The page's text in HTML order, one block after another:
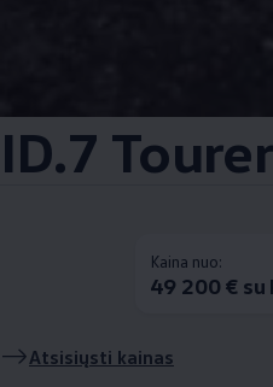
ID.7 Tourer
Kaina nuo:
49 200 € su
Atsisiųsti kainas